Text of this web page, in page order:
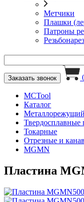
Метчики
Плашки
Патроны
Заказать звонок
MCTool
Каталог
Твердосплавные
Токарные
Отрезные и
MGMN
Пластина